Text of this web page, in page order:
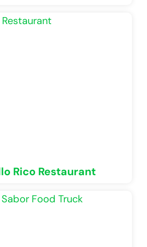
Rico Restaurant